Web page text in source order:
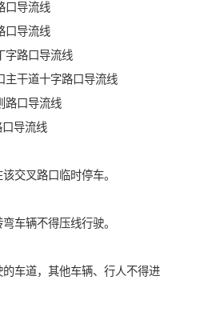
口导流线
口导流线
字路口导流线
主干道十字路口导流线
路口导流线
导流线
交叉路口临时停车。
车辆不得压线行驶。
车道，其他车辆、行人不得进